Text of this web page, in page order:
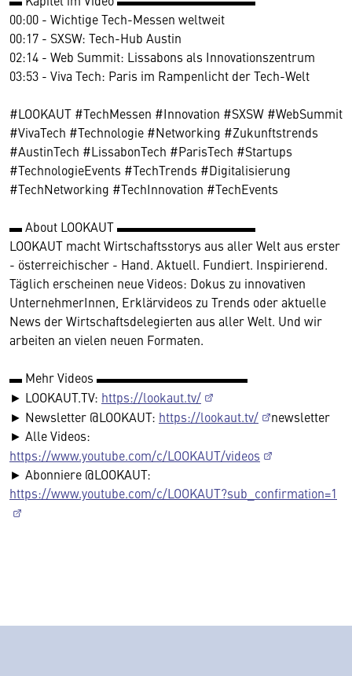
00:00 - Wichtige Tech-Messen weltweit
00:17 - SXSW: Tech-Hub Austin
02:14 - Web Summit: Lissabons als Innovationszentrum
03:53 - Viva Tech: Paris im Rampenlicht der Tech-Welt
#LOOKAUT #TechMessen #Innovation #SXSW #WebSummit
#VivaTech #Technologie #Networking #Zukunftstrends
#AustinTech #LissabonTech #ParisTech #Startups
#TechnologieEvents #TechTrends #Digitalisierung
#TechNetworking #TechInnovation #TechEvents
▬ About LOOKAUT ▬▬▬▬▬▬▬▬▬▬▬
LOOKAUT macht Wirtschaftsstorys aus aller Welt aus erster
- österreichischer - Hand. Aktuell. Fundiert. Inspirierend.
Täglich erscheinen neue Videos: Dokus zu innovativen
UnternehmerInnen, Erklärvideos zu Trends oder aktuelle
News der Wirtschaftsdelegierten aus aller Welt. Und wir
arbeiten an vielen neuen Formaten.
▬ Mehr Videos ▬▬▬▬▬▬▬▬▬▬▬▬
► LOOKAUT.TV: https://lookaut.tv/
► Newsletter @LOOKAUT: https://lookaut.tv/
newsletter
► Alle Videos:
https://www.youtube.com/c/LOOKAUT/videos
► Abonniere @LOOKAUT:
https://www.youtube.com/c/LOOKAUT?sub_confirmation=1